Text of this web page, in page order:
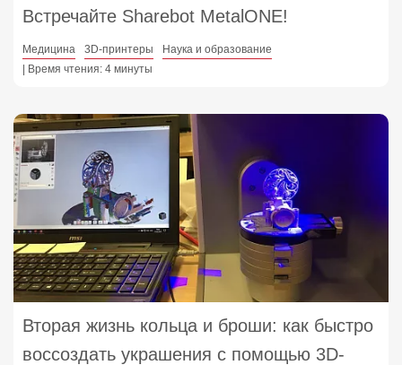
Встречайте Sharebot MetalONE!
Медицина 3D-принтеры
Наука и образование
| Время чтения: 4 минуты
Вторая жизнь кольца и броши: как быстро
воссоздать украшения с помощью 3D-